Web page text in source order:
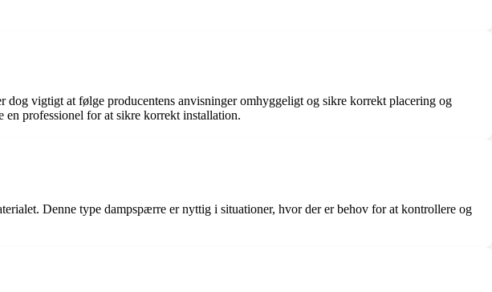
vigtigt at følge producentens anvisninger omhyggeligt og sikre korrekt placering og
en professionel for at sikre korrekt installation.
Denne type dampspærre er nyttig i situationer, hvor der er behov for at kontrollere og